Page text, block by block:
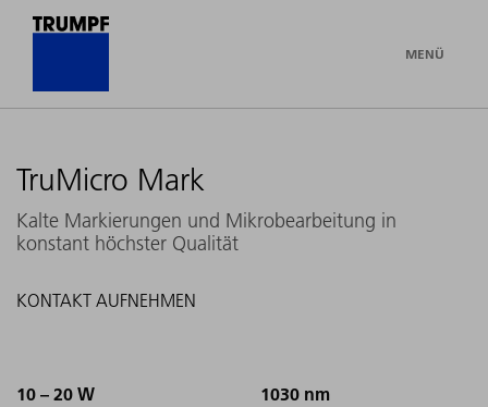
MENÜ
TruMicro Mark
Kalte Markierungen und Mikrobearbeitung in
konstant höchster Qualität
KONTAKT AUFNEHMEN
10 – 20 W 1030 nm